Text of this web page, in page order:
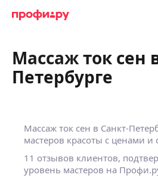
Массаж ток сен
Петербурге
Массаж ток сен в Санкт-
мастеров красоты с ценами и
11 отзывов клиентов,
уровень мастеров на